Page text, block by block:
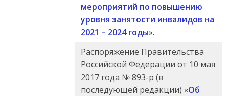
мероприятий по повышению
уровня занятости инвалидов на
2021 – 2024 годы».
Распоряжение Правительства
Российской Федерации от 10 мая
2017 года № 893-р (в
последующей редакции) «Об